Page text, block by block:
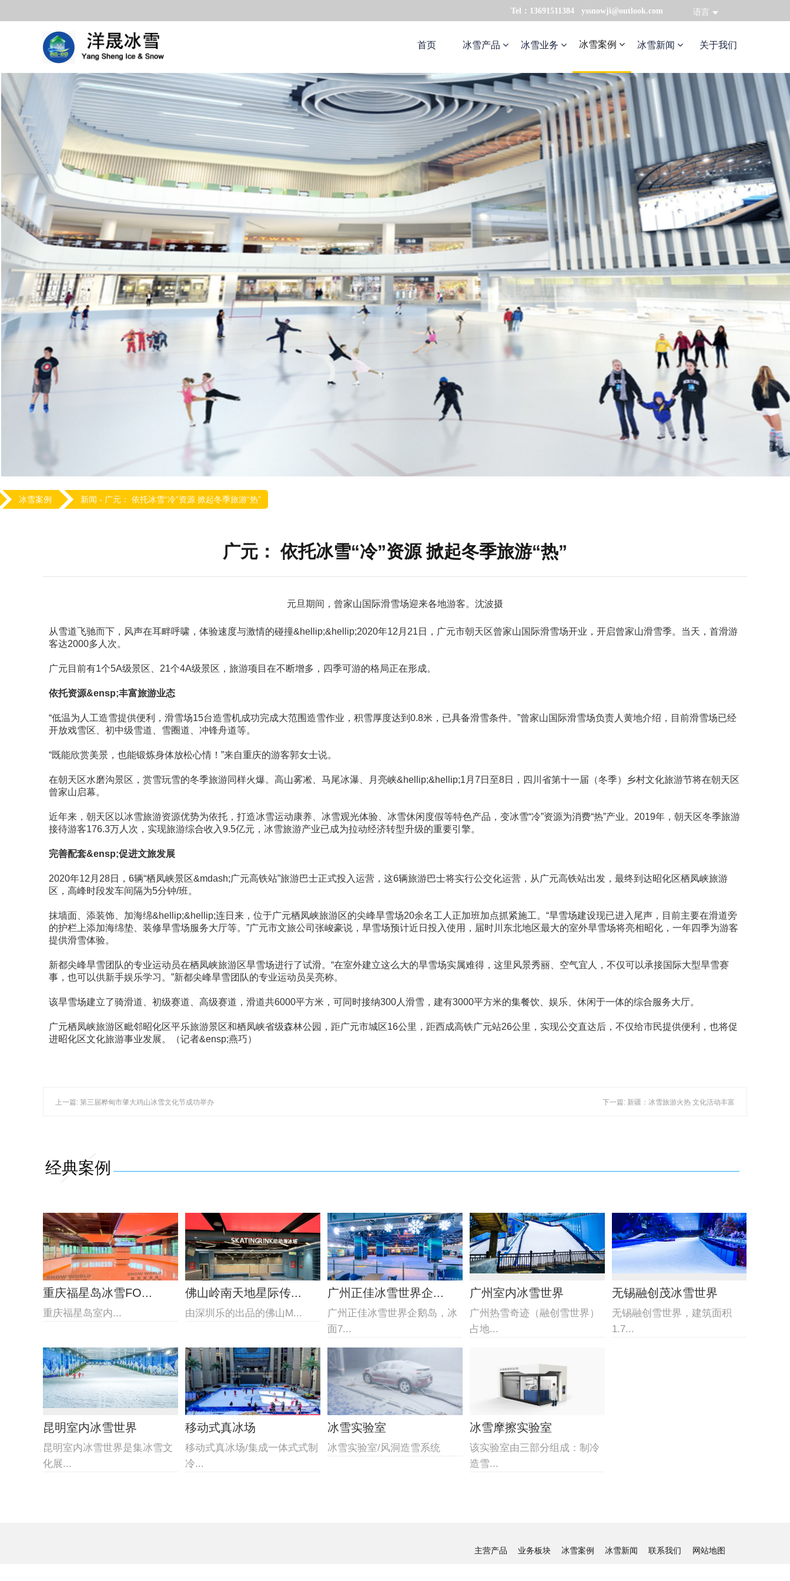
Tel：13691511384 yssnowji@outlook.com 语言
首页 冰雪产品 冰雪业务 冰雪案例 冰雪新闻 关于我们
冰雪案例 新闻 - 广元： 依托冰雪“冷”资源 掀起冬季旅游“热”
广元： 依托冰雪“冷”资源 掀起冬季旅游“热”
元旦期间，曾家山国际滑雪场迎来各地游客。沈波摄
从雪道飞驰而下，风声在耳畔呼啸，体验速度与激情的碰撞&hellip;&hellip;2020年12月21日，广元市朝天区曾家山国际滑雪场开业，开启曾家山滑雪季。当天，首滑游
客达2000多人次。
广元目前有1个5A级景区、21个4A级景区，旅游项目在不断增多，四季可游的格局正在形成。
依托资源&ensp;丰富旅游业态
“低温为人工造雪提供便利，滑雪场15台造雪机成功完成大范围造雪作业，积雪厚度达到0.8米，已具备滑雪条件。”曾家山国际滑雪场负责人黄地介绍，目前滑雪场已经
开放戏雪区、初中级雪道、雪圈道、冲锋舟道等。
“既能欣赏美景，也能锻炼身体放松心情！”来自重庆的游客郭女士说。
在朝天区水磨沟景区，赏雪玩雪的冬季旅游同样火爆。高山雾凇、马尾冰瀑、月亮峡&hellip;&hellip;1月7日至8日，四川省第十一届（冬季）乡村文化旅游节将在朝天区
曾家山启幕。
近年来，朝天区以冰雪旅游资源优势为依托，打造冰雪运动康养、冰雪观光体验、冰雪休闲度假等特色产品，变冰雪“冷”资源为消费“热”产业。2019年，朝天区冬季旅游
接待游客176.3万人次，实现旅游综合收入9.5亿元，冰雪旅游产业已成为拉动经济转型升级的重要引擎。
完善配套&ensp;促进文旅发展
2020年12月28日，6辆“栖凤峡景区&mdash;广元高铁站”旅游巴士正式投入运营，这6辆旅游巴士将实行公交化运营，从广元高铁站出发，最终到达昭化区栖凤峡旅游
区，高峰时段发车间隔为5分钟/班。
抹墙面、添装饰、加海绵&hellip;&hellip;连日来，位于广元栖凤峡旅游区的尖峰旱雪场20余名工人正加班加点抓紧施工。“旱雪场建设现已进入尾声，目前主要在滑道旁
的护栏上添加海绵垫、装修旱雪场服务大厅等。”广元市文旅公司张峻豪说，旱雪场预计近日投入使用，届时川东北地区最大的室外旱雪场将亮相昭化，一年四季为游客
提供滑雪体验。
新都尖峰旱雪团队的专业运动员在栖凤峡旅游区旱雪场进行了试滑。“在室外建立这么大的旱雪场实属难得，这里风景秀丽、空气宜人，不仅可以承接国际大型旱雪赛
事，也可以供新手娱乐学习。”新都尖峰旱雪团队的专业运动员吴亮称。
该旱雪场建立了骑滑道、初级赛道、高级赛道，滑道共6000平方米，可同时接纳300人滑雪，建有3000平方米的集餐饮、娱乐、休闲于一体的综合服务大厅。
广元栖凤峡旅游区毗邻昭化区平乐旅游景区和栖凤峡省级森林公园，距广元市城区16公里，距西成高铁广元站26公里，实现公交直达后，不仅给市民提供便利，也将促
进昭化区文化旅游事业发展。（记者&ensp;燕巧）
上一篇: 第三届桦甸市肇大鸡山冰雪文化节成功举办 下一篇: 新疆：冰雪旅游火热 文化活动丰富
经典案例
重庆福星岛冰雪FO...
重庆福星岛室内...
佛山岭南天地星际传...
由深圳乐的出品的佛山M...
广州正佳冰雪世界企...
广州正佳冰雪世界企鹅岛，冰
面7...
广州室内冰雪世界
广州热雪奇迹（融创雪世界）
占地...
无锡融创茂冰雪世界
无锡融创雪世界，建筑面积
1.7...
昆明室内冰雪世界
昆明室内冰雪世界是集冰雪文
化展...
移动式真冰场
移动式真冰场/集成一体式式制
冷...
冰雪实验室
冰雪实验室/风洞造雪系统
冰雪摩擦实验室
该实验室由三部分组成：制冷
造雪...
主营产品 业务板块 冰雪案例 冰雪新闻 联系我们 网站地图